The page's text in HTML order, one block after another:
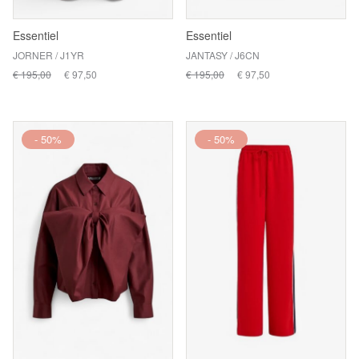
Essentiel
JORNER / J1YR
€ 195,00
€ 97,50
Essentiel
JANTASY / J6CN
€ 195,00
€ 97,50
- 50% - 50%